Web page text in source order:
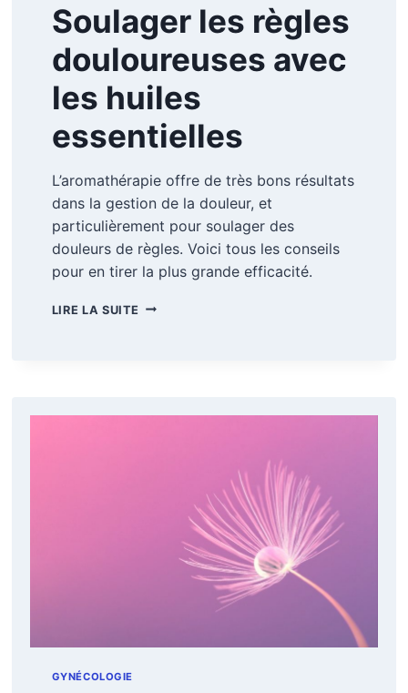
Soulager les règles
douloureuses avec
les huiles
essentielles
L’aromathérapie offre de très bons résultats
dans la gestion de la douleur, et
particulièrement pour soulager des
douleurs de règles. Voici tous les conseils
pour en tirer la plus grande efficacité.
LIRE LA SUITE SOULAGER
HUILES
GYNÉCOLOGIE